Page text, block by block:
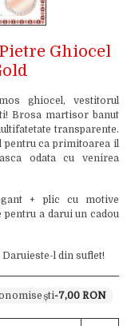
Ghiocel
ghiocel, vestitorul
Brosa martisor banut
transparente.
pentru ca primitoarea il
odata cu venirea
+ plic cu motive
a darui un cadou
l din suflet!
-7,00 RON